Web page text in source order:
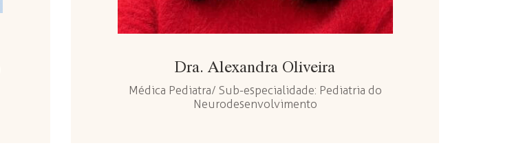
Dra. Alexandra Oliveira
Médica Pediatra/ Sub-especialidade: Pediatria do
Neurodesenvolvimento